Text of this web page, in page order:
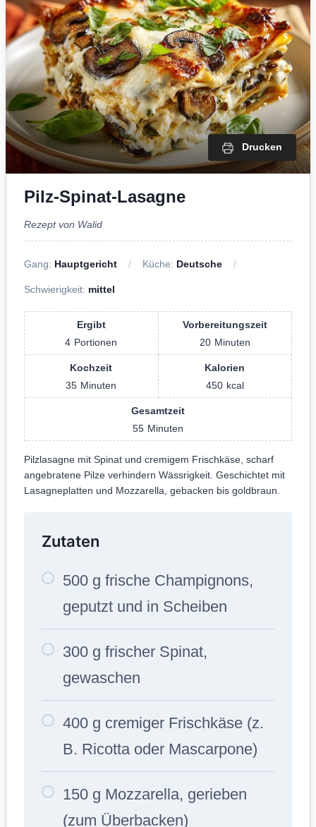
Drucken
Pilz-Spinat-Lasagne
Rezept von Walid
Gang: Hauptgericht Küche: Deutsche
Schwierigkeit: mittel
Ergibt
4 Portionen
Vorbereitungszeit
20 Minuten
Kochzeit
35 Minuten
Kalorien
450 kcal
Gesamtzeit
55 Minuten
Pilzlasagne mit Spinat und cremigem Frischkäse, scharf
angebratene Pilze verhindern Wässrigkeit. Geschichtet mit
Lasagneplatten und Mozzarella, gebacken bis goldbraun.
Zutaten
500 g frische Champignons,
geputzt und in Scheiben
300 g frischer Spinat,
gewaschen
400 g cremiger Frischkäse (z.
B. Ricotta oder Mascarpone)
150 g Mozzarella, gerieben
(zum Überbacken)